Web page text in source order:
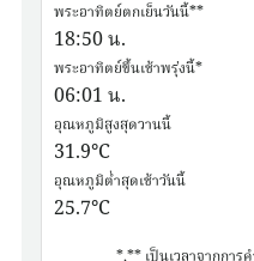
พระอาทิตย์ตกเย็นวันนี้**
18:50น.
พระอาทิตย์ขึ้นเช้าพรุ่งนี้*
06:01น.
อุณหภูมิสูงสุดวานนี้
31.9°C
อุณหภูมิต่ำสุดเช้าวันนี้
25.7°C